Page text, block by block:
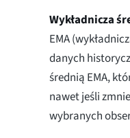
Wykładnicza
EMA
danych
średnią EMA,
nawet jeśli
wybranych